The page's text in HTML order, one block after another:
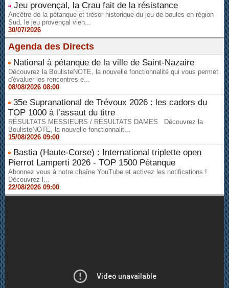
Jeu provençal, la Crau fait de la résistance
Ancêtre de la pétanque et trésor historique du jeu de boules en région
Sud, le jeu provençal vien...
30/07/2026
Agenda des Directs
National à pétanque de la ville de Saint-Nazaire
Découvrez la BoulisteNOTE, la nouvelle fonctionnalité qui vous permet
d'évaluer les rencontres e...
08/08/2026 08:00
35e Supranational de Trévoux 2026 : les cadors du
TOP 1000 à l’assaut du titre
RÉSULTATS MESSIEURS / RÉSULTATS DAMES Découvrez la
BoulisteNOTE, la nouvelle fonctionnalit...
15/08/2026 09:00
Bastia (Haute-Corse) : International triplette open
Pierrot Lamperti 2026 - TOP 1500 Pétanque
Abonnez vous à notre chaîne YouTube et activez les notifications !
Découvrez l...
22/08/2026 09:00